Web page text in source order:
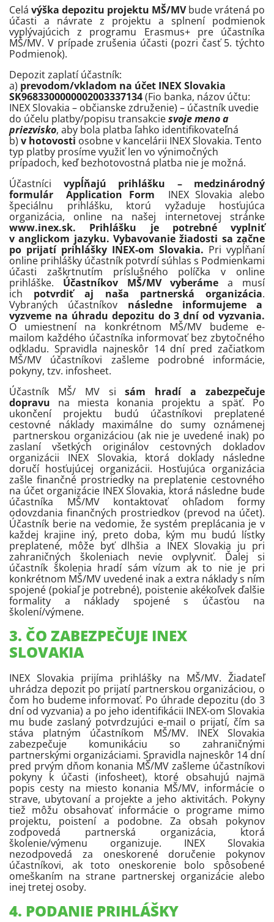
Celá výška depozitu projektu MŠ/MVbude vrátená po
účasti a návrate z projektu a splnení podmienok
vyplývajúcich z programu Erasmus+ pre účastníka
MŠ/MV. V prípade zrušenia účasti (pozri časť 5. týchto
Podmienok).
Depozit zaplatí účastník:
a) prevodom/vkladom na účet INEX Slovakia
SK9683300000002003337134(Fio banka, názov účtu:
INEX Slovakia – občianske združenie) – účastník uvedie
do účelu platby/popisu transakciesvoje meno a
priezvisko, aby bola platba ľahko identifikovateľná
b) v hotovosti osobne v kancelárii INEX Slovakia. Tento
typ platby prosíme využiť len vo výnimočných
prípadoch, keď bezhotovostná platba nie je možná.
Účastníci vypĺňajú prihlášku – medzinárodný
formulár Application Form
INEX Slovakia alebo
špeciálnu prihlášku, ktorú vyžaduje hosťujúca
organizácia, online na našej internetovej stránke
www.inex.sk. Prihlášku je potrebné vyplniť
v anglickom jazyku. Vybavovanie žiadosti sa začne
po prijatí prihlášky INEX-om Slovakia. Pri vypĺňaní
online prihlášky účastník potvrdí súhlas s Podmienkami
účasti zaškrtnutím príslušného políčka v online
prihláške. Účastníkov MŠ/MV vyberáme a musí
ich potvrdiť aj naša partnerská organizácia.
Vybraných účastníkov následne informujeme a
vyzveme na úhradu depozitu do 3 dní od vyzvania.
O umiestnení na konkrétnom MŠ/MV budeme e-
mailom každého účastníka informovať bez zbytočného
odkladu. Spravidla najneskôr 14 dní pred začiatkom
MŠ/MV účastníkovi zašleme podrobné informácie,
pokyny, tzv. infosheet.
Účastník MŠ/ MV sisám hradí a zabezpečuje
dopravu na miesta konania projektu a späť. Po
ukončení projektu budú účastníkovi preplatené
cestovné náklady maximálne do sumy oznámenej
partnerskou organizáciou (ak nie je uvedené inak) po
zaslaní všetkých originálov cestovných dokladov
organizácii INEX Slovakia, ktorá doklady následne
doručí hosťujúcej organizácii. Hosťujúca organizácia
zašle finančné prostriedky na preplatenie cestovného
na účet organizácie INEX Slovakia, ktorá následne bude
účastníka MŠ/MV kontaktovať ohľadom formy
odovzdania finančných prostriedkov (prevod na účet).
Účastník berie na vedomie, že systém preplácania je v
každej krajine iný, preto doba, kým mu budú lístky
preplatené, môže byť dlhšia a INEX Slovakia ju pri
zahraničných školeniach nevie ovplyvniť. Ďalej si
účastník školenia hradí sám vízum ak to nie je pri
konkrétnom MŠ/MV uvedené inak a extra náklady s ním
spojené (pokiaľ je potrebné), poistenie akékoľvek ďalšie
formality a náklady spojené s účasťou na
školení/výmene.
3. ČO ZABEZPEČUJE INEX
SLOVAKIA
INEX Slovakia prijíma prihlášky na MŠ/MV. Žiadateľ
uhrádza depozit po prijatí partnerskou organizáciou, o
čom ho budeme informovať. Po úhrade depozitu (do 3
dní od vyzvania) a po jeho identifikácii INEX-om Slovakia
mu bude zaslaný potvrdzujúci e-mail o prijatí, čím sa
stáva platným účastníkom MŠ/MV. INEX Slovakia
zabezpečuje komunikáciu so zahraničnými
partnerskými organizáciami. Spravidla najneskôr 14 dní
pred prvým dňom konania MŠ/MV zašleme účastníkovi
pokyny k účasti (infosheet), ktoré obsahujú najmä
popis cesty na miesto konania MŠ/MV, informácie o
strave, ubytovaní a projekte a jeho aktivitách. Pokyny
tiež môžu obsahovať informácie o programe mimo
projektu, poistení a podobne. Za obsah pokynov
zodpovedá partnerská organizácia, ktorá
školenie/výmenu organizuje. INEX Slovakia
nezodpovedá za oneskorené doručenie pokynov
účastníkovi, ak toto oneskorenie bolo spôsobené
omeškaním na strane partnerskej organizácie alebo
inej tretej osoby.
4. PODANIE PRIHLÁŠKY